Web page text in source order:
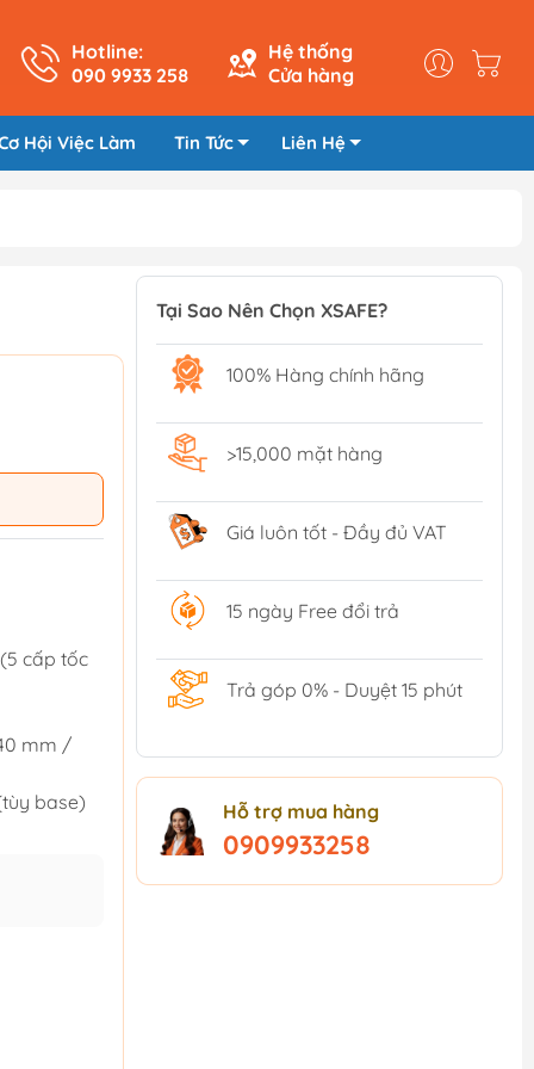
Hotline:
090 9933 258
Hệ thống
Cửa hàng
Hội Việc Làm Tin Tức Liên Hệ
cấp tốc
mm /
base)
Tại Sao Nên Chọn XSAFE?
100% Hàng chính hãng
>15,000 mặt hàng
Giá luôn tốt - Đầy đủ VAT
15 ngày Free đổi trả
Trả góp 0% - Duyệt 15 phút
Hỗ trợ mua hàng
0909933258